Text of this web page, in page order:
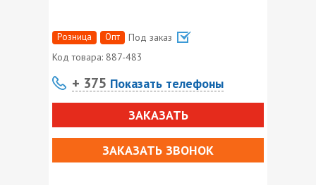
Розница Опт
Под заказ
Код товара: 887-483
+ 375 Показать телефоны
ЗАКАЗАТЬ
ЗАКАЗАТЬ ЗВОНОК